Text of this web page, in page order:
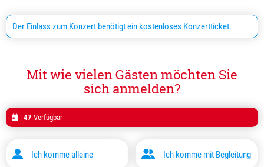
Der Einlass zum Konzert benötigt ein kostenloses Konzertticket.
Mit wie vielen Gästen möchten Sie
sich anmelden?
|47 Verfügbar
Ich komme alleine Ich komme mit Begleitung